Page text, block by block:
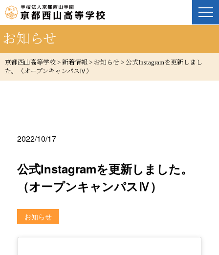
お知らせ
京都西山高等学校 > 新着情報 > お知らせ > 公式Instagramを更新しまし
た。（オープンキャンパスⅣ）
2022/10/17
公式Instagramを更新しました。
（オープンキャンパスⅣ）
お知らせ